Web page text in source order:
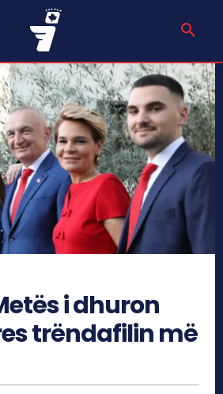
i dhuron
trëndafilin më